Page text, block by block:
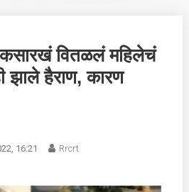
वितळलं महिलेचं
झाले हैराण, कारण
16:21
Rrcrt